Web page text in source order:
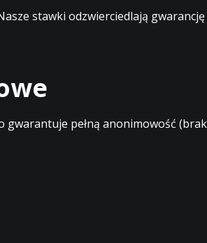
stawki odzwierciedlają
pełną anonimowość